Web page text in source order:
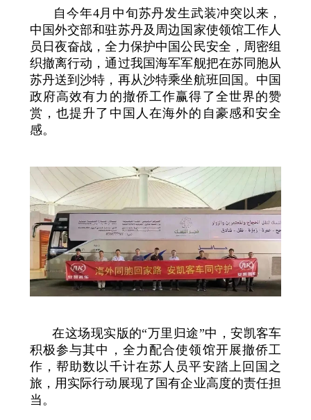
自今年4月中旬苏丹发生武装冲突以来，
中国外交部和驻苏丹及周边国家使领馆工作人
员日夜奋战，全力保护中国公民安全，周密组
织撤离行动，通过我国海军军舰把在苏同胞从
苏丹送到沙特，再从沙特乘坐航班回国。中国
政府高效有力的撤侨工作赢得了全世界的赞
赏，也提升了中国人在海外的自豪感和安全
感。
在这场现实版的“万里归途”中，安凯客车
积极参与其中，全力配合使领馆开展撤侨工
作，帮助数以千计在苏人员平安踏上回国之
旅，用实际行动展现了国有企业高度的责任担
当。